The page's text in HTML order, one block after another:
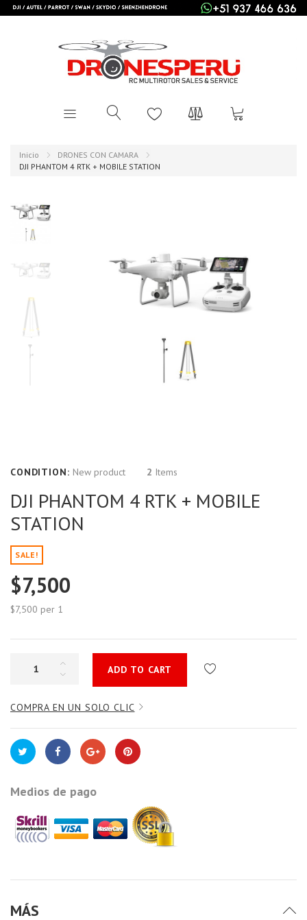
Inicio
DRONES CON CAMARA
DJI PHANTOM 4 RTK + MOBILE STATION
CONDITION: New product 2 Items
DJI PHANTOM 4 RTK + MOBILE
STATION
SALE!
$7,500
$7,500 per 1
ADD TO CART
COMPRA EN UN SOLO CLIC
Medios de pago
MÁS